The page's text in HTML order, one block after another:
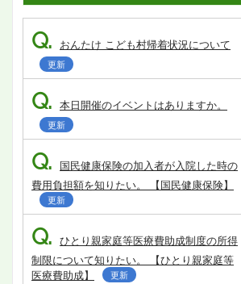
Q. おんたけ こども村帰着状況について
更新
Q. 本日開催のイベントはありますか。
更新
Q. 国民健康保険の加入者が入院した時の
費用負担額を知りたい。 【国民健康保険】
更新
Q. ひとり親家庭等医療費助成制度の所得
制限について知りたい。 【ひとり親家庭等
医療費助成】
更新